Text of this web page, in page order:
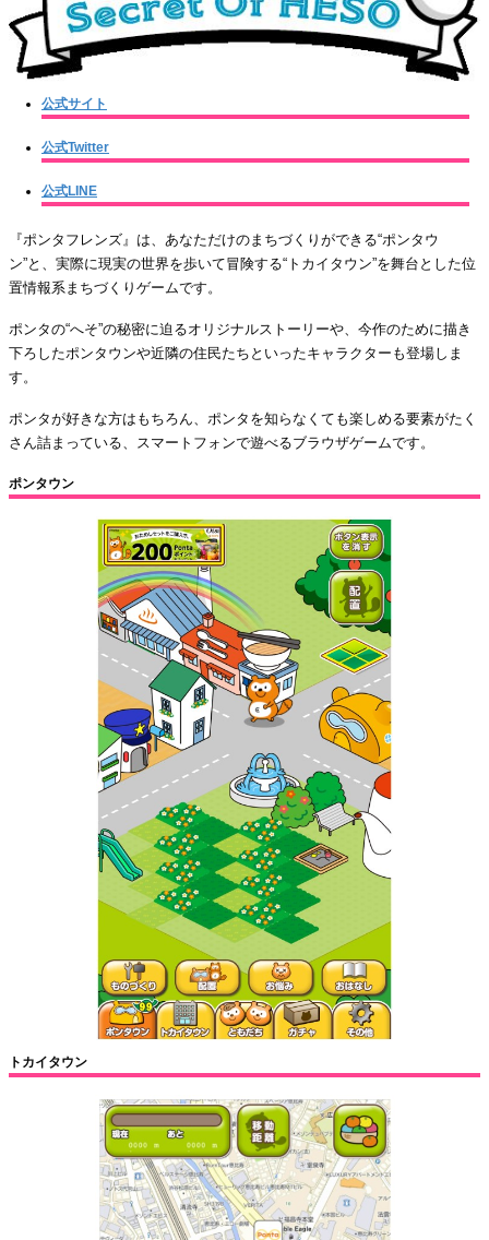
公式サイト
公式Twitter
公式LINE
『ポンタフレンズ』は、あなただけのまちづくりができる“ポンタウ
ン”と、実際に現実の世界を歩いて冒険する“トカイタウン”を舞台とした位
置情報系まちづくりゲームです。
ポンタの“へそ”の秘密に迫るオリジナルストーリーや、今作のために描き
下ろしたポンタウンや近隣の住民たちといったキャラクターも登場しま
す。
ポンタが好きな方はもちろん、ポンタを知らなくても楽しめる要素がたく
さん詰まっている、スマートフォンで遊べるブラウザゲームです。
ポンタウン
トカイタウン